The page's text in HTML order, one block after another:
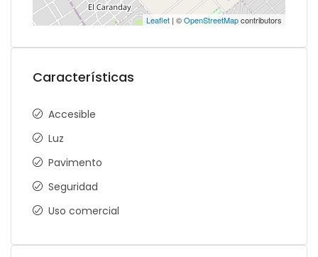
Leaflet | ©OpenStreetMapcontributors
Características
Accesible
Luz
Pavimento
Seguridad
Uso comercial